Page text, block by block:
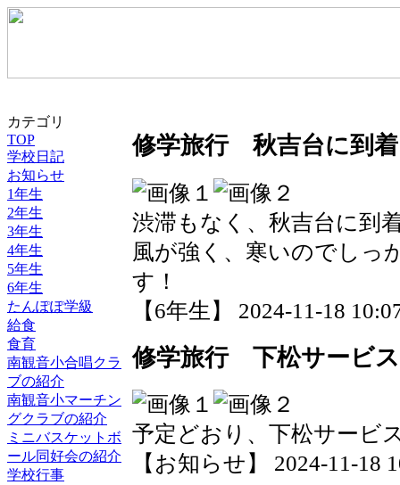
カテゴリ
TOP
学校日記
お知らせ
1年生
2年生
3年生
4年生
5年生
6年生
たんぽぽ学級
給食
食育
南観音小合唱クラ
ブの紹介
南観音小マーチン
グクラブの紹介
ミニバスケットボ
ール同好会の紹介
学校行事
修学旅行 秋吉台に到
渋滞もなく、秋吉台に到
風が強く、寒いのでしっ
す！
【6年生】 2024-11-18
修学旅行 下松サービ
予定どおり、下松サービ
【お知らせ】 2024-11-18